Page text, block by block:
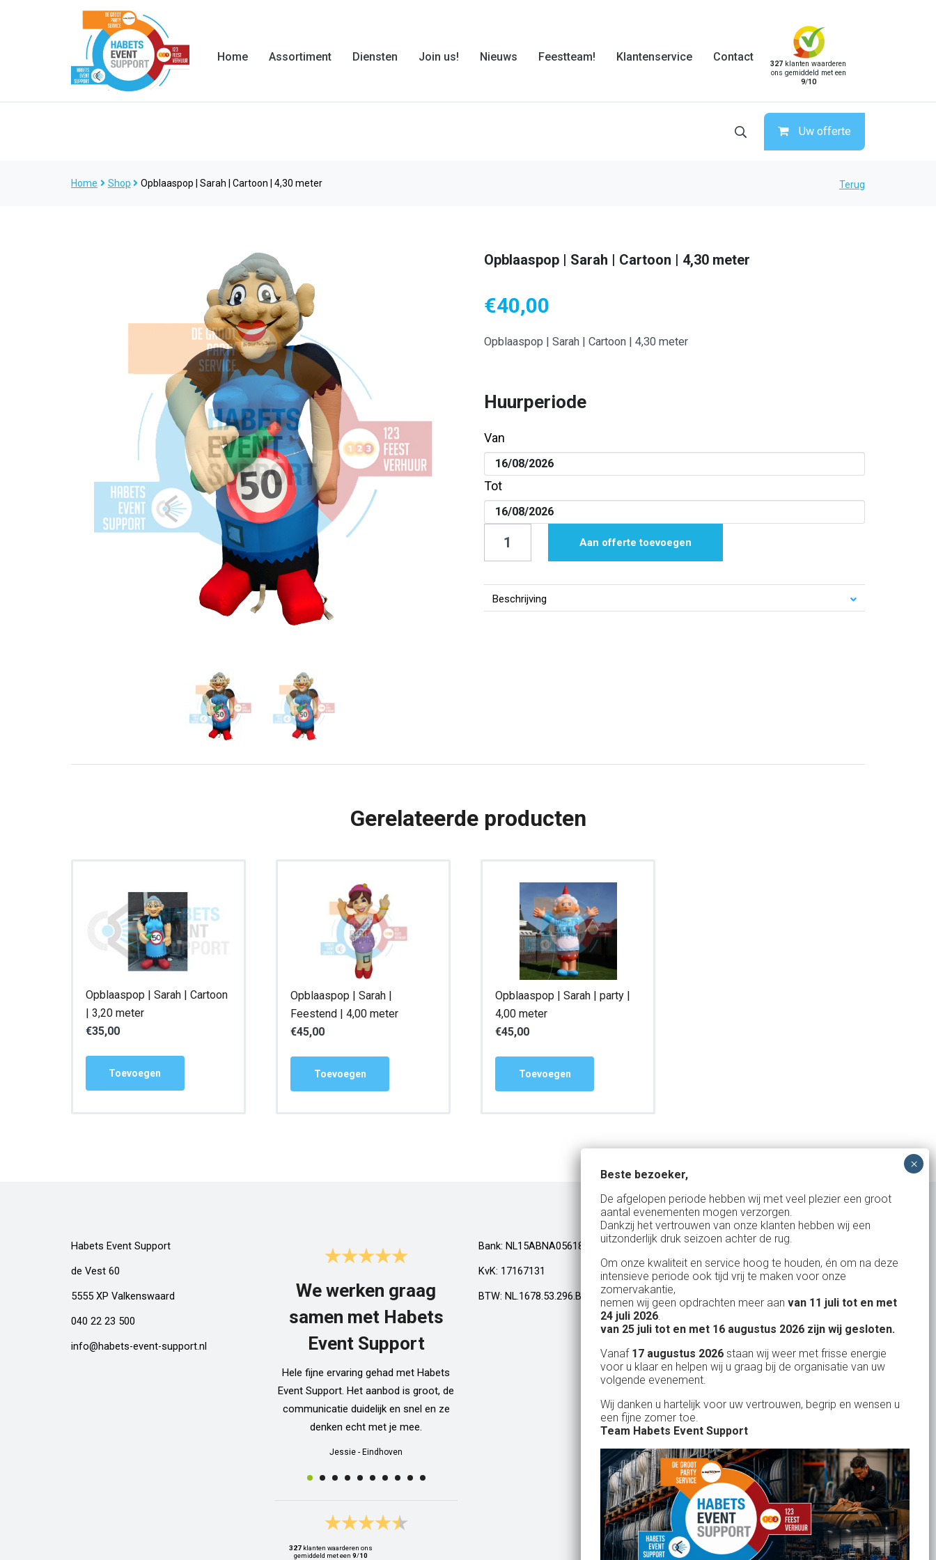
Home Assortiment Diensten Join us! Nieuws Feestteam! Klantenservice Contact
327 klanten waarderen
ons gemiddeld met een
9/10
Uw offerte
Home Shop Opblaaspop | Sarah | Cartoon | 4,30 meter Terug
Opblaaspop | Sarah | Cartoon | 4,30 meter
€40,00
Opblaaspop | Sarah | Cartoon | 4,30 meter
Huurperiode
Van
Tot
Cartoon
Aan offerte toevoegen
Beschrijving
Gerelateerde producten
Opblaaspop | Sarah | Cartoon
| 3,20 meter
€35,00
Toevoegen
Opblaaspop | Sarah |
Feestend | 4,00 meter
€45,00
Toevoegen
Opblaaspop | Sarah | party |
4,00 meter
€45,00
Toevoegen
Habets Event Support
de Vest 60
5555 XP Valkenswaard
040 22 23 500
info@habets-event-support.nl
We werken graag
samen met Habets
Event Support
Hele fijne ervaring gehad met Habets
Event Support. Het aanbod is groot, de
communicatie duidelijk en snel en ze
denken echt met je mee.
Jessie - Eindhoven
Top!
Al een aantal jaar huren wij in Geldrop
een kamphuis met vrienden. We huren
dan een bar incl vaten bier en deze
wordt netjes voor ons neergezet. Er zit
doen als je een vat gaat verwisselen.
Alle spullen worden op maandag ook
weer netjes opgehaald ook al zijn wij
dan weer thuis ;) In het warme weekend
van 10 juli waren wij wederom in
Geldrop en we hebben van het begin tot
het eind een heerlijk koud biertje
gedronken! Top installatie !! Ingrid
Habets dacht direct mee, toen wij op
zeer korte termijn een feest wilden
geven in onze eigen achtertuin. De
service van Habets sloot ook dit keer
weer naadloos aan op onze eigen
ideeen en inbreng. Materialen werden
keurig volgens afspraak geleverd, alles
tiptop in orde. De presentatie die wij op
het gehuurde 75 inch scherm deelden,
werd door onze gasten zeer
gewaardeerd. Een mooi, helder en groot
beeld. Team Habets, bedankt en tot de
327klanten waarderen ons
gemiddeld met een 9/10
Bank: NL15ABNA0561810710
KvK: 17167131
BTW: NL.1678.53.296.B01
Uw partner in:
Evenementen verhuur
Partyverhuur
Je vindt ons op
Beste bezoeker,
De afgelopen periode hebben wij met veel plezier een groot
aantal evenementen mogen verzorgen.
Dankzij het vertrouwen van onze klanten hebben wij een
uitzonderlijk druk seizoen achter de rug.
Om onze kwaliteit en service hoog te houden, én om na deze
intensieve periode ook tijd vrij te maken voor onze
zomervakantie,
nemen wij geen opdrachten meer aan van 11 juli tot en met
24 juli 2026.
van 25 juli tot en met 16 augustus 2026 zijn wij gesloten.
Vanaf 17 augustus 2026 staan wij weer met frisse energie
voor u klaar en helpen wij u graag bij de organisatie van uw
volgende evenement.
Wij danken u hartelijk voor uw vertrouwen, begrip en wensen u
een fijne zomer toe.
Team Habets Event Support